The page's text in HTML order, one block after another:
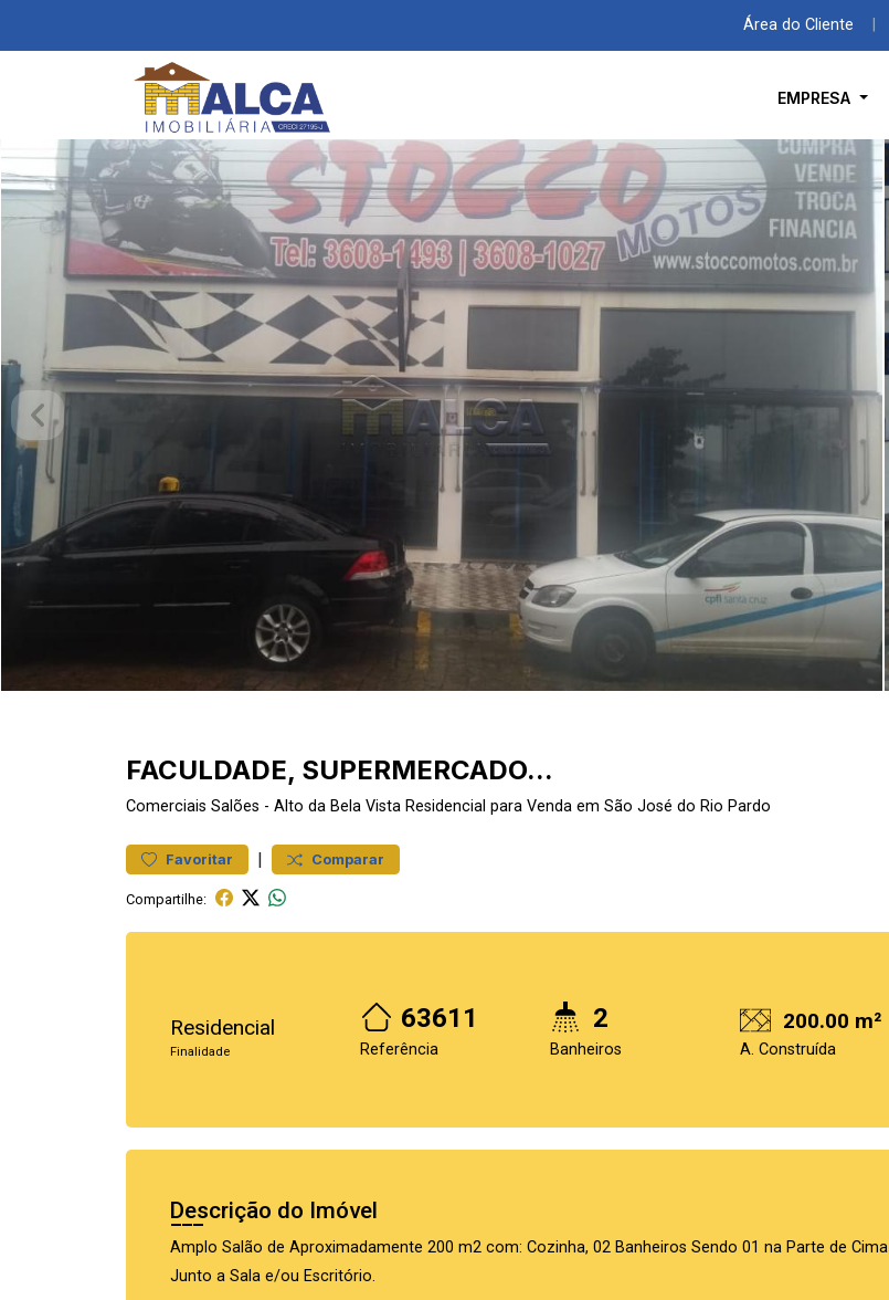
Área do Cliente
EMPRESA
FACULDADE, SUPERMERCADO...
Comerciais Salões - Alto da Bela Vista Residencial para Venda em São José do Rio Pardo
Favoritar | Comparar
Compartilhe:
Residencial
Finalidade
63611
Referência
2
Banheiros
200.00 m²
A. Construída
Descrição do Imóvel
Amplo Salão de Aproximadamente 200 m2 com: Cozinha, 02 Banheiros Sendo 01 na Parte de Cima
Junto a Sala e/ou Escritório.